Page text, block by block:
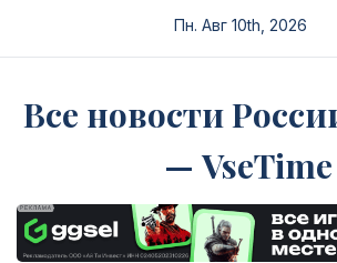
Пн. Авг 10th, 2026
Все новости
— VseTime